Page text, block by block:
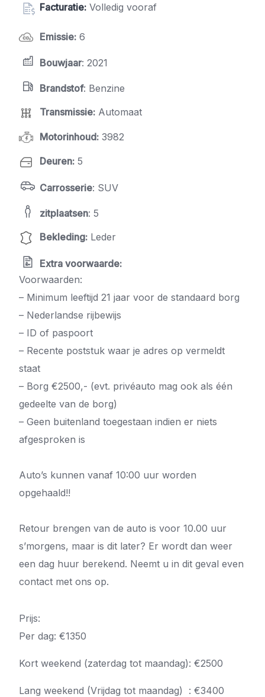
Facturatie: Volledig vooraf
Emissie: 6
Bouwjaar: 2021
Brandstof: Benzine
Transmissie: Automaat
Motorinhoud: 3982
Deuren: 5
Carrosserie: SUV
zitplaatsen: 5
Bekleding: Leder
Extra voorwaarde:
Voorwaarden:
– Minimum leeftijd 21 jaar voor de standaard borg
– Nederlandse rijbewijs
– ID of paspoort
– Recente poststuk waar je adres op vermeldt
staat
– Borg €2500,- (evt. privéauto mag ook als één
gedeelte van de borg)
– Geen buitenland toegestaan indien er niets
afgesproken is
Auto’s kunnen vanaf 10:00 uur worden
opgehaald!!
Retour brengen van de auto is voor 10.00 uur
s’morgens, maar is dit later? Er wordt dan weer
een dag huur berekend. Neemt u in dit geval even
contact met ons op.
Prijs:
Per dag: €1350
Kort weekend (zaterdag tot maandag): €2500
Lang weekend (Vrijdag tot maandag) : €3400